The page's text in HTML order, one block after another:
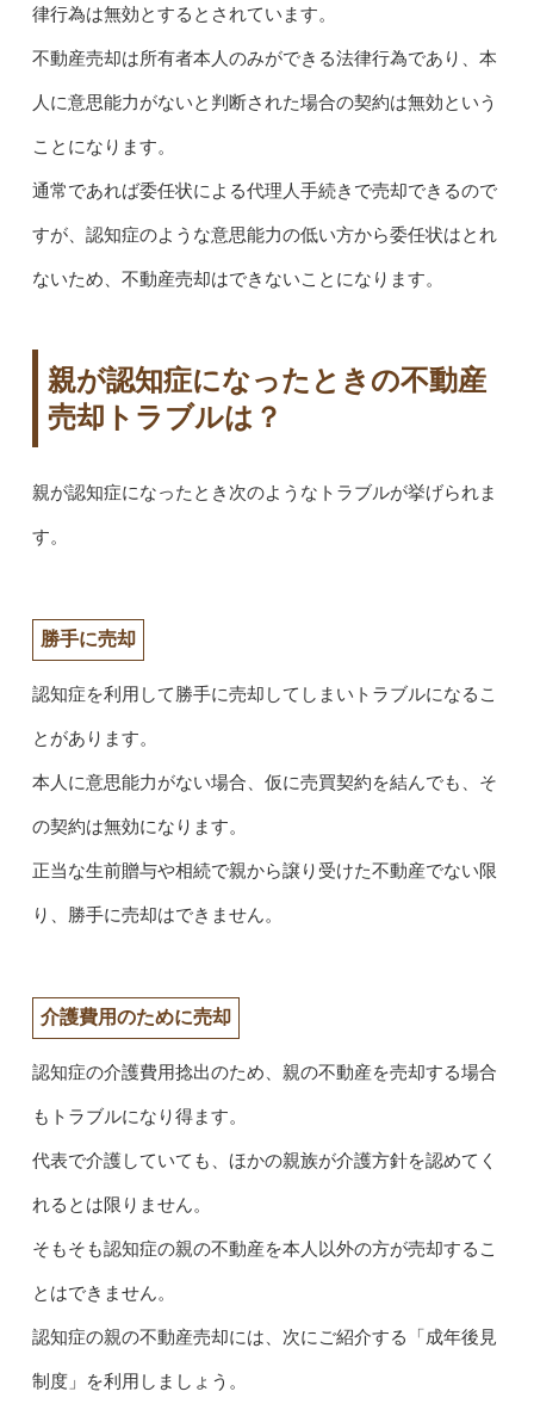
律行為は無効とするとされています。
不動産売却は所有者本人のみができる法律行為であり、本
人に意思能力がないと判断された場合の契約は無効という
ことになります。
通常であれば委任状による代理人手続きで売却できるので
すが、認知症のような意思能力の低い方から委任状はとれ
ないため、不動産売却はできないことになります。
親が認知症になったときの不動産
売却トラブルは？
親が認知症になったとき次のようなトラブルが挙げられま
す。
勝手に売却
認知症を利用して勝手に売却してしまいトラブルになるこ
とがあります。
本人に意思能力がない場合、仮に売買契約を結んでも、そ
の契約は無効になります。
正当な生前贈与や相続で親から譲り受けた不動産でない限
り、勝手に売却はできません。
介護費用のために売却
認知症の介護費用捻出のため、親の不動産を売却する場合
もトラブルになり得ます。
代表で介護していても、ほかの親族が介護方針を認めてく
れるとは限りません。
そもそも認知症の親の不動産を本人以外の方が売却するこ
とはできません。
認知症の親の不動産売却には、次にご紹介する「成年後見
制度」を利用しましょう。